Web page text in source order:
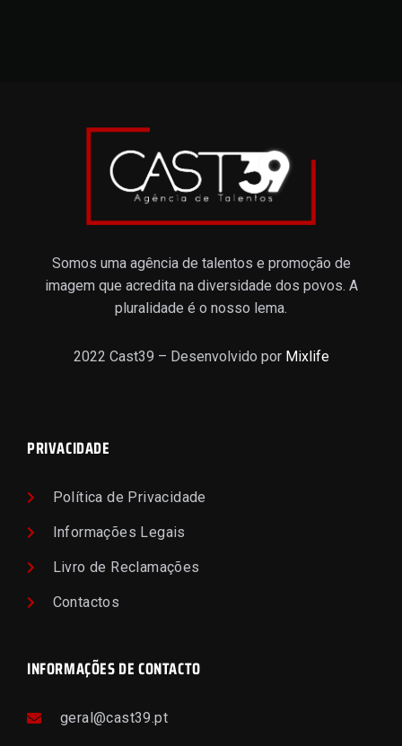
Somos uma agência de talentos e promoção de
imagem que acredita na diversidade dos povos. A
pluralidade é o nosso lema.
2022 Cast39 – Desenvolvido por Mixlife
PRIVACIDADE
Política de Privacidade
Informações Legais
Livro de Reclamações
Contactos
INFORMAÇÕES DE CONTACTO
geral@cast39.pt